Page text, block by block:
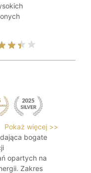
Pokaż więcej >>
bogate
opartych na
Zakres